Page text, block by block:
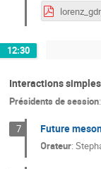
12:30
Interactions
Présidents de session:
7 Future
Orateur: